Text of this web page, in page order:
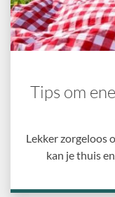
Tips om
Lekker zorgeloos
kan je thuis